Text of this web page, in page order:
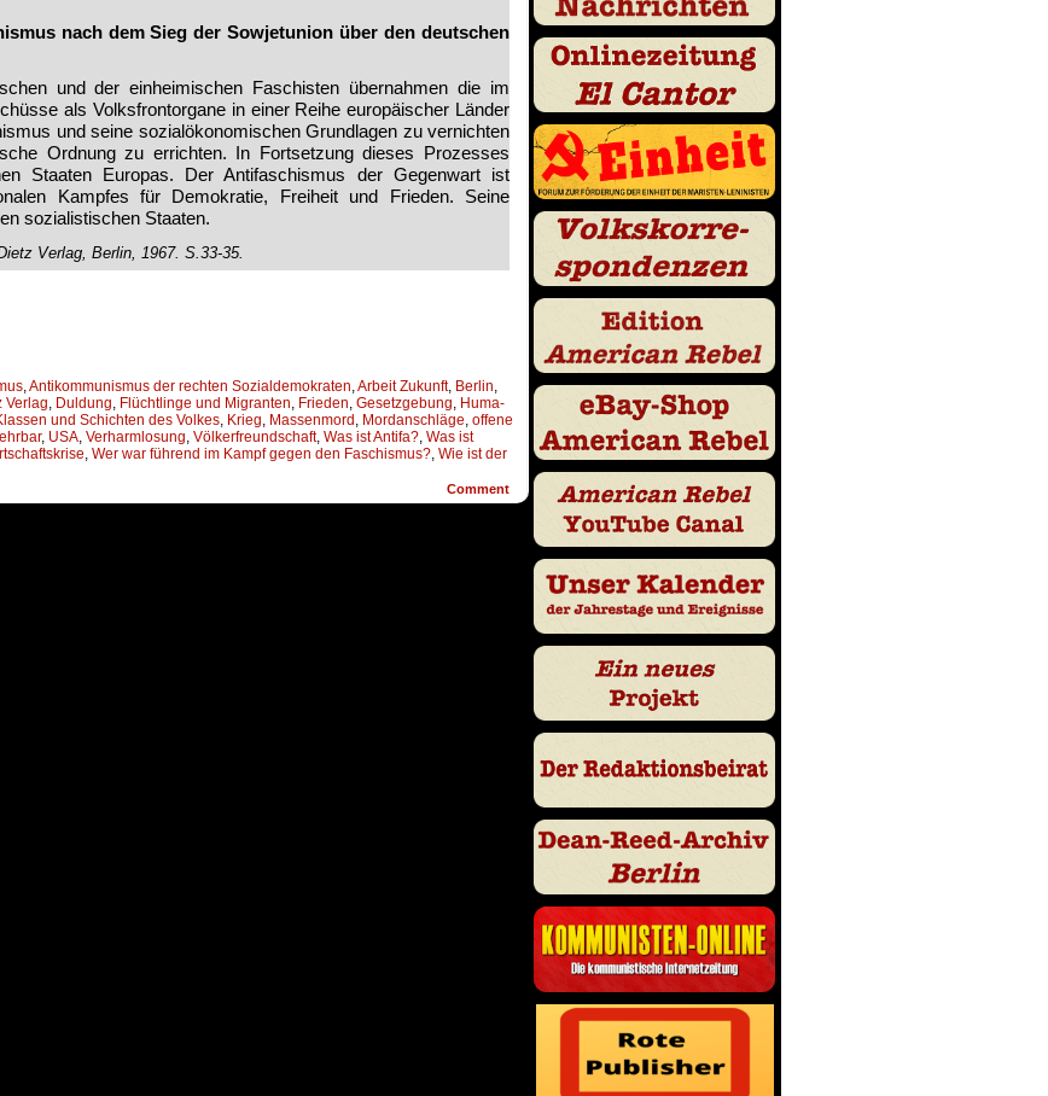
nach dem Sieg der Sowjetunion über den deutschen
und der ein­heimischen Faschisten übernah­men die im
als Volks­frontorgane in einer Reihe euro­päischer Länder
und seine sozialökonomischen Grund­lagen zu vernichten
Ordnung zu errichten. In Fort­setzung dieses Prozesses
Staaten Europas. Der Antifaschismus der Ge­genwart ist
Kamp­fes für Demokratie, Freiheit und Frieden. Seine
sozialistischen Staaten.
Verlag, Berlin, 1967. S.33-35.
,Antikommunismus der rechten Sozialdemokraten,Arbeit Zukunft, Berlin,
Verlag, Duldung, Flüchtlinge und Migranten, Frieden, Gesetzgebung, Huma­
und Schichten des Volkes, Krieg, Massen­mord , Mordanschläge, offene
, USA, Verharmlosung, Völkerfreundschaft, Was ist Antifa?, Was ist
, Wer war führend im Kampf gegen den Faschismus?, Wie ist der
Comment